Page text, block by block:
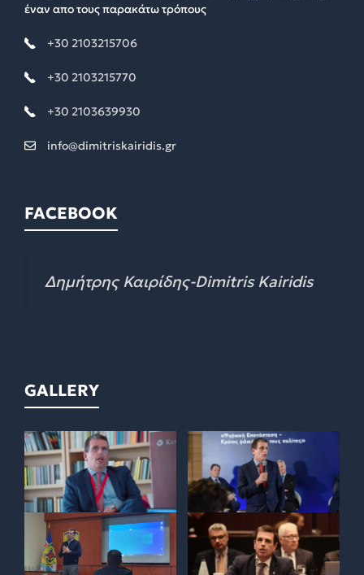
έναν απο τους παρακάτω τρόπους
+30 2103215706
+30 2103215770
+30 2103639930
info@dimitriskairidis.gr
FACEBOOK
Δημήτρης Καιρίδης-Dimitris Kairidis
GALLERY